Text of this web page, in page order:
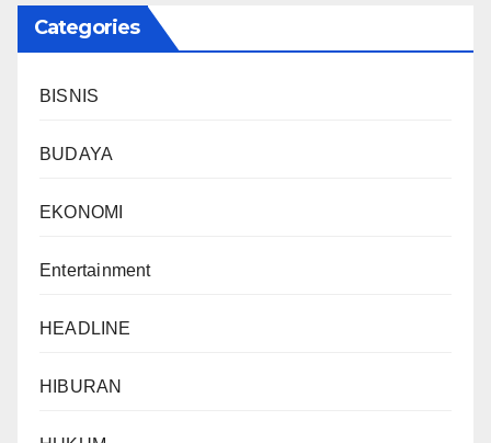
Categories
BISNIS
BUDAYA
EKONOMI
Entertainment
HEADLINE
HIBURAN